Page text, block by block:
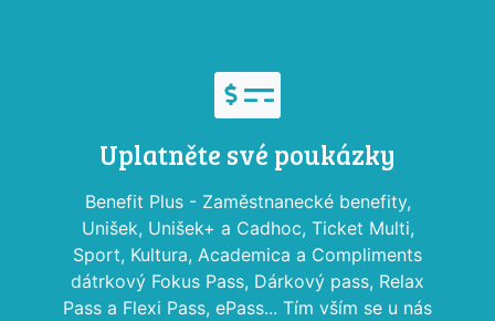
Uplatněte své poukázky
Benefit Plus - Zaměstnanecké benefity,
Unišek, Unišek+ a Cadhoc, Ticket Multi,
Sport, Kultura, Academica a Compliments
dátrkový Fokus Pass, Dárkový pass, Relax
Pass a Flexi Pass, ePass... Tím vším se u nás